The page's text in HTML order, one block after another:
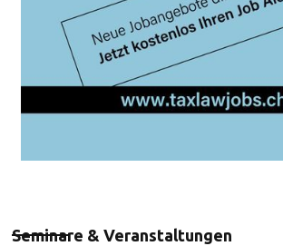
Seminare & Veranstaltungen